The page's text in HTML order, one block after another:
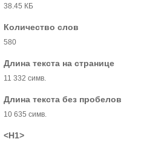
38.45 КБ
Количество слов
580
Длина текста на странице
11 332 симв.
Длина текста без пробелов
10 635 симв.
<H1>